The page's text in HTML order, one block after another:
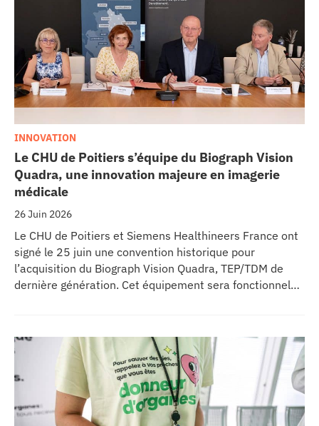
dédié aux cancers pédiatriques.
Le CHU de Poitiers s’équipe du Biograph Vision
Quadra, une innovation majeure en imagerie
médicale
26 Juin 2026
INNOVATION
Le CHU de Poitiers et Siemens Healthineers France ont
signé le 25 juin une convention historique pour
l’acquisition du Biograph Vision Quadra, TEP/TDM de
dernière génération. Cet équipement sera fonctionnel
l’excellence clinique et scientifique de l’établissement.
Ce projet représente un investissement de 9,5 millions
d’euros pour l’acquisition et l’installation de
l’équipement au cœur même du pôle régional de
cancérologie.